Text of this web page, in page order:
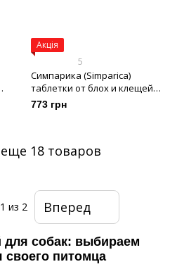
Акція
5
Симпарика (Simparica)
таблетки от блох и клещей
для собак весом 1,3-2,5 кг, 3
таб х 5 мг
773 грн
18 товаров
1 из 2 Вперед
для собак: выбираем
своего питомца